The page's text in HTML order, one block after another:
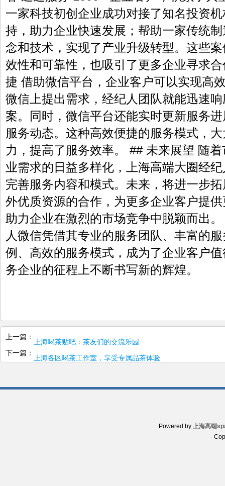
一家科技初创企业成功对接了知名投资
持，助力企业快速发展；帮助一家传统
念和技术，实现了产业升级转型。这些
效性和可靠性，也吸引了更多企业寻求
捷 借助微信平台，企业客户可以实现高
微信上提出需求，经纪人团队就能迅速
案。同时，微信平台还能实时更新服务
服务动态。这种高效便捷的服务模式，
力，提高了服务效率。 ## 未来展望 随
业需求的日益多样化，上海高端大圈经
完善服务内容和模式。未来，将进一步
外优质资源的合作，为更多企业客户提
助力企业在激烈的市场竞争中脱颖而出
人微信凭借其专业的服务团队、丰富的
例、高效的服务模式，成为了企业客户
务企业的征程上不断书写新的辉煌。
上一篇： 上海喝茶贴吧：茶友们的交流乐园
下一篇： 上海各区喝茶工作室，享受专属品茶体验
Powered by 上海高端